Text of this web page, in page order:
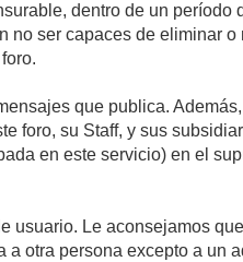
dentro de un
no ser capaces de eliminar
que publica.
foro, su Staff, y sus
en este servicio) en el
Le aconsejamos
otra persona excepto a